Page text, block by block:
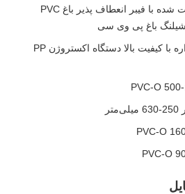
ماشین ساخت لوله های تقویت شده با فیبر انعطاف پذیر باغ PVC
خط تولید لوله موجدار دو جداره با کیفیت بالا دستگاه اکستروژن PP